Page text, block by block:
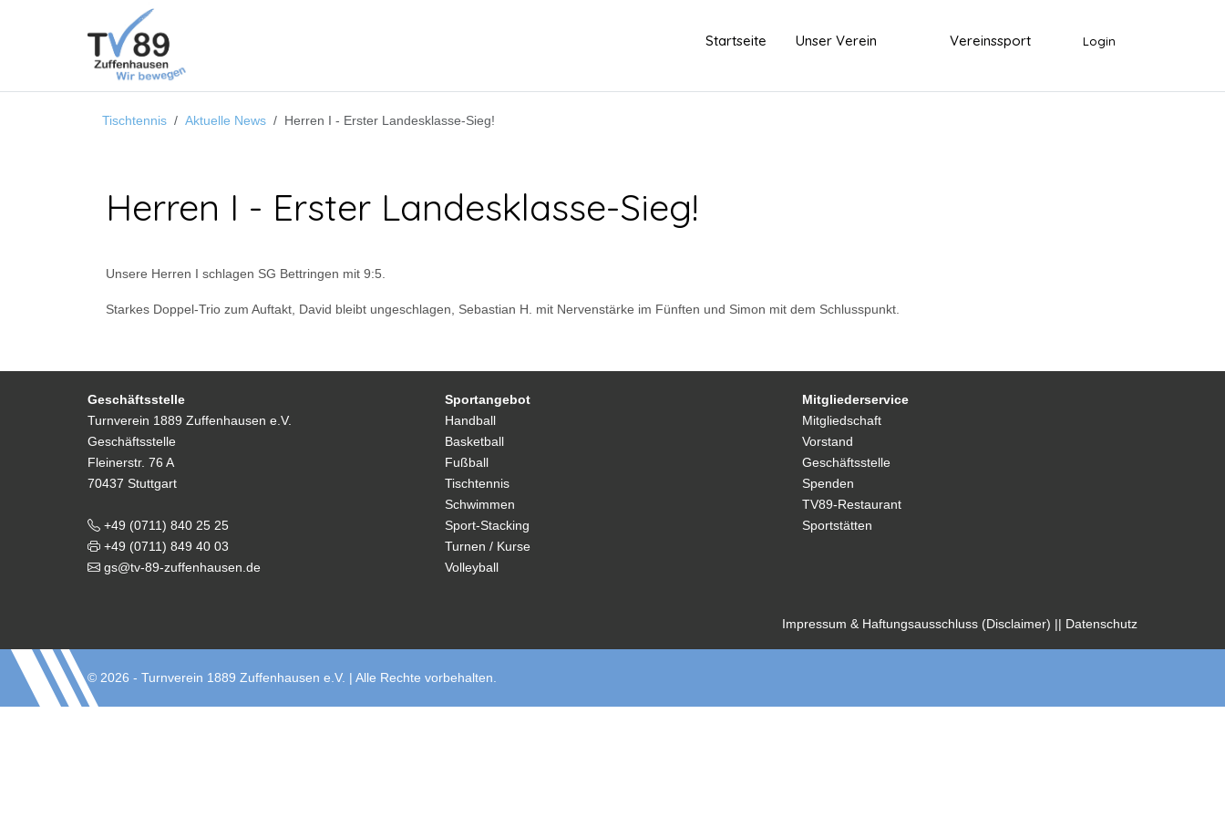
Startseite Unser Verein Vereinssport Login
Tischtennis Aktuelle News Herren I - Erster Landesklasse-Sieg!
Herren I - Erster Landesklasse-Sieg!
Unsere Herren I schlagen SG Bettringen mit 9:5.
Starkes Doppel-Trio zum Auftakt, David bleibt ungeschlagen, Sebastian H. mit Nervenstärke im Fünften und Simon mit dem Schlusspunkt.
Geschäftsstelle
Turnverein 1889 Zuffenhausen e.V.
Geschäftsstelle
Fleinerstr. 76 A
70437 Stuttgart
+49 (0711) 840 25 25
+49 (0711) 849 40 03
gs@tv-89-zuffenhausen.de
Sportangebot
Handball
Basketball
Fußball
Tischtennis
Schwimmen
Sport-Stacking
Turnen / Kurse
Volleyball
Mitgliederservice
Mitgliedschaft
Vorstand
Geschäftsstelle
Spenden
TV89-Restaurant
Sportstätten
Impressum & Haftungsausschluss (Disclaimer) || Datenschutz
© 2026 - Turnverein 1889 Zuffenhausen e.V. | Alle Rechte vorbehalten.